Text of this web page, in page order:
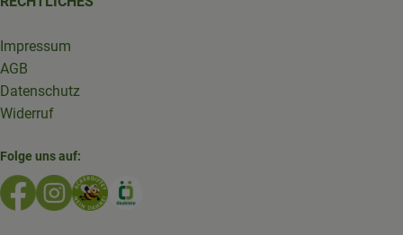
Impressum
AGB
Datenschutz
Widerruf
Folge uns auf:
Externer Link zu https://www.facebook.com/
Externer Link zu https://www.instagram.com/
Externer Link zu https://www.bioladen-